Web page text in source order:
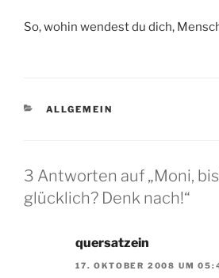
So, wohin wendest du dich,
KATEGORIEN
ALLGEMEIN
3 Antworten auf „Moni,
glücklich? Denk nach!“
quersatzein
17. OKTOBER 2008 UM